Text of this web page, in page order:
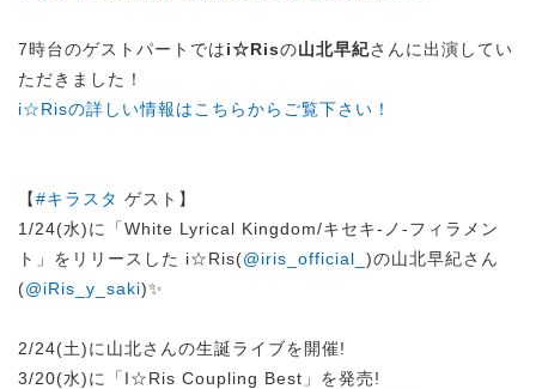
7時台のゲストパートではi☆Risの山北早紀さんに出演してい
ただきました！
i☆Risの詳しい情報はこちらからご覧下さい！
【#キラスタ ゲスト】
1/24(水)に「White Lyrical Kingdom/キセキ-ノ-フィラメン
ト」をリリースした i☆Ris(@iris_official_ )の山北早紀さん
(@iRis_y_saki)✨
2/24(土)に山北さんの生誕ライブを開催!
3/20(水)に「I☆Ris Coupling Best」を発売!